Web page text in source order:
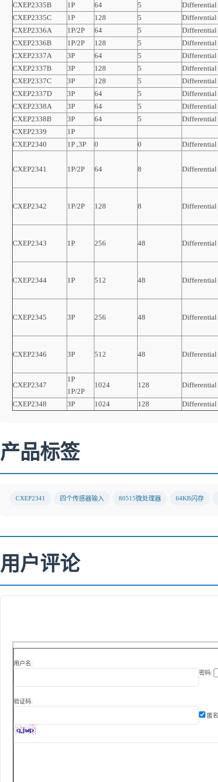
CXEP2335B
1P 64 5
Differential
CXEP2335C
1P 128 5
Differential
CXEP2336A
1P/2P 64 5
Differential
CXEP2336B
1P/2P 128 5
Differential
CXEP2337A
3P 64 5
Differential
CXEP2337B
3P 128 5
Differential
CXEP2337C
3P 128 5
Differential
CXEP2337D
3P 64 5
Differential
CXEP2338A
3P 64 5
Differential
CXEP2338B
3P 64 5
Differential
CXEP2339
1P
CXEP2340
1P ,3P 0 0 Differential
CXEP2341 1P/2P 64 8 Differential
CXEP2342 1P/2P 128 8 Differential
CXEP2343 1P 256 48 Differential
CXEP2344 1P 512 48 Differential
CXEP2345 3P 256 48 Differential
CXEP2346 3P 512 48 Differential
CXEP2347
1P
1P/2P
1024 128 Differential
CXEP2348 3P 1024 128 Differential
产品标签
CXEP2341 四个传感器输入 80515微处理器 64KB闪存
用户评论
用户名:
密码:
验证码:
匿